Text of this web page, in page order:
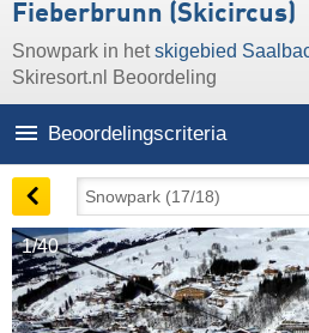
Fieberbrunn (Skicircus)
Snowpark in hetskigebied Saalbach
Skiresort.nl Beoordeling
Beoordelingscriteria
1/40